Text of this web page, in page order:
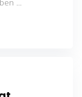
...